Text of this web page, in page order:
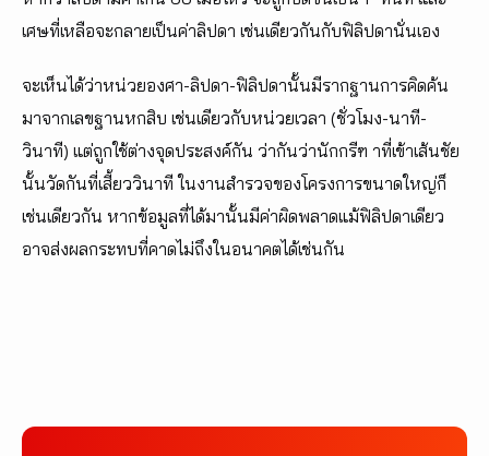
เศษที่เหลือจะกลายเป็นค่าลิปดา เช่นเดียวกันกับฟิลิปดานั่นเอง
จะเห็นได้ว่าหน่วยองศา-ลิปดา-ฟิลิปดานั้นมีรากฐานการคิดค้น
มาจากเลขฐานหกสิบ เช่นเดียวกับหน่วยเวลา (ชั่วโมง-นาที-
วินาที) แต่ถูกใช้ต่างจุดประสงค์กัน ว่ากันว่านักกรีฑ าที่เข้าเส้นชัย
นั้นวัดกันที่เสี้ยววินาที ในงานสำรวจของโครงการขนาดใหญ่ก็
เช่นเดียวกัน หากข้อมูลที่ได้มานั้นมีค่าผิดพลาดแม้ฟิลิปดาเดียว
อาจส่งผลกระทบที่คาดไม่ถึงในอนาคตได้เช่นกัน